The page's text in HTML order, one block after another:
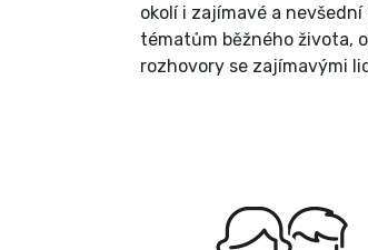
okolí i zajímavé a
tématům běžného života,
rozhovory se zajímavými